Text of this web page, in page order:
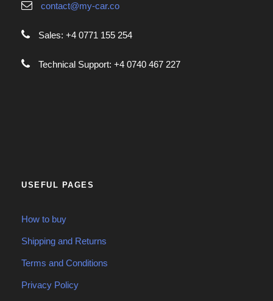
contact@my-car.co
Sales: +4 0771 155 254
Technical Support: +4 0740 467 227
USEFUL PAGES
How to buy
Shipping and Returns
Terms and Conditions
Privacy Policy